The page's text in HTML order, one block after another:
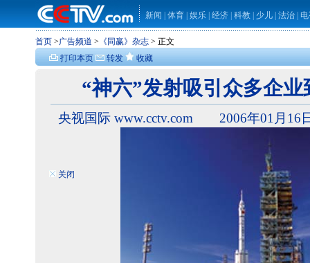
新闻 体育 娱乐 经济 科教 少儿 法治
首页 >广告频道 > 《同赢》杂志 > 正文
打印本页
转发 收藏
关闭
“神六”发射吸引众多企
央视国际 www.cctv.com 2006年01月16